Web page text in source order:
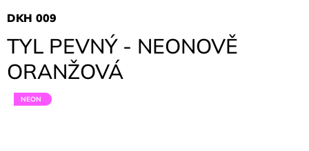
TYL PEVNÝ - NEONOVĚ
ORANŽOVÁ
DKH 009
NEON